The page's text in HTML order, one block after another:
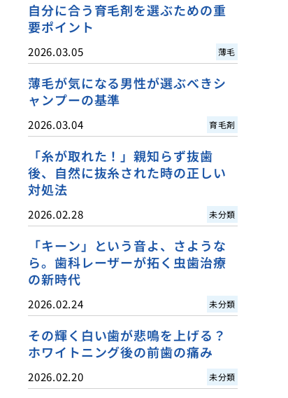
自分に合う育毛剤を選ぶための重
要ポイント
2026.03.05 薄毛
薄毛が気になる男性が選ぶべきシ
ャンプーの基準
2026.03.04 育毛剤
「糸が取れた！」親知らず抜歯
後、自然に抜糸された時の正しい
対処法
2026.02.28 未分類
「キーン」という音よ、さような
ら。歯科レーザーが拓く虫歯治療
の新時代
2026.02.24 未分類
その輝く白い歯が悲鳴を上げる？
ホワイトニング後の前歯の痛み
2026.02.20 未分類